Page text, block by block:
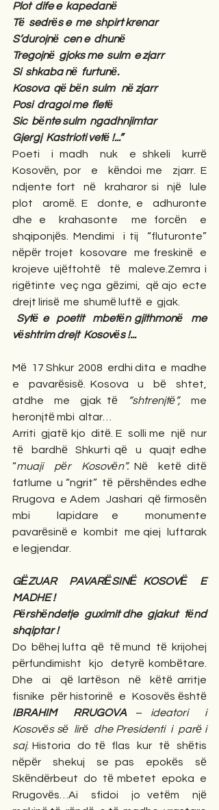
Plot  dife e  kapedanё
Tё  sedrёs e  me  shpirt krenar
S’durojnё  cen e  dhunё
Tregojnё  gjoks me  sulm  e zjarr
Si  shkaba nё  furtunё.
Kosova  qё bёn  sulm   nё zjarr
Posi  dragoi me  fletё
Sic  bёnte sulm  ngadhnjimtar
Gjergj  Kastrioti vetё !...”
Poeti  i madh  nuk  e shkeli  kurrё
Kosovёn, por  e  kёndoi me  zjarr. E
ndjente fort  nё  kraharor si  njё  lule
plot  aromё. E  donte, e  adhuronte
dhe e  krahasonte  me forcёn  e
shqiponjёs. Mendimi  i tij  “fluturonte”
nёpёr trojet  kosovare  me freskinё  e
krojeve ujёftohtё  tё  maleve.Zemra i
rigёtinte  veç nga  gёzimi,  qё ajo  ecte
drejt lirisё  me  shumё luftё  e  gjak.
vёshtrim drejt  Kosovёs !...
Mё  17 Shkur  2008  erdhi dita  e  madhe
e  pavarёsisё. Kosova  u  bё  shtet,
atdhe  me  gjak tё
“shtrenjtё”,
  me
heronjtё mbi  altar…
Arriti  gjatё kjo  ditё. E  solli me  njё  nur
tё  bardhё  Shkurti qё  u  quajt edhe
“muaji  pёr  Kosovёn”. Nё  ketё ditё
fatlume  u “ngrit”  tё  pёrshёndes edhe
Rrugova  e Adem  Jashari  qё firmosёn
mbi  lapidare e  monumente
pavarёsinё e  kombit  me qiej  luftarak
e legjendar.
GЁZUAR  PAVARЁSINЁ KOSOVЁ  E
MADHE !
Pёrshёndetje  guximit dhe  gjakut  tёnd
shqiptar !
Do  bёhej lufta  qё  tё mund  tё  krijohej
pёrfundimisht  kjo  detyrё kombёtare.
Dhe  ai  qё lartёson  nё  kёtё arritje
IBRAHIM  RRUGOVA – ideatori  i
Kosovёs sё  lirё  dhe Presidenti  i  parё i
saj. Historia  do tё  flas  kur  tё  shёtis
nёpёr  shekuj  se pas  epokёs  sё
Skёndёrbeut  do  tё mbetet  epoka  e
Rrugovёs…Ai  sfidoi  jo vetёm  njё